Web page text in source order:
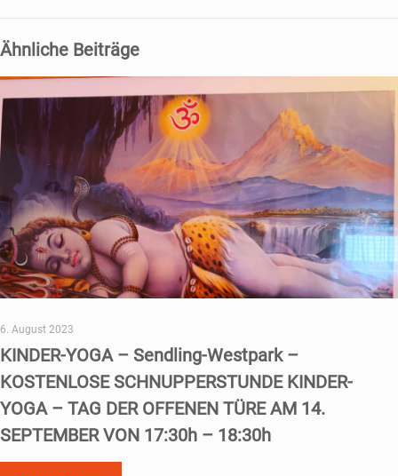
Ähnliche Beiträge
6. August 2023
KINDER-YOGA – Sendling-Westpark –
KOSTENLOSE SCHNUPPERSTUNDE KINDER-
YOGA – TAG DER OFFENEN TÜRE AM 14.
SEPTEMBER VON 17:30h – 18:30h